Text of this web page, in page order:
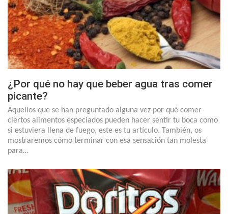
¿Por qué no hay que beber agua tras comer
picante?
Aquellos que se han preguntado alguna vez por qué comer
ciertos alimentos especiados pueden hacer sentir tu boca como
si estuviera llena de fuego, este es tu artículo. También, os
mostraremos cómo terminar con esa sensación tan molesta
para…